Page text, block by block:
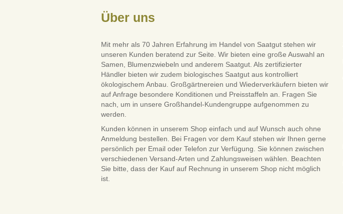
Über uns
Mit mehr als 70 Jahren Erfahrung im Handel von Saatgut stehen wir
unseren Kunden beratend zur Seite. Wir bieten eine große Auswahl an
Samen, Blumenzwiebeln und anderem Saatgut. Als zertifizierter
Händler bieten wir zudem biologisches Saatgut aus kontrolliert
ökologischem Anbau. Großgärtnereien und Wiederverkäufern bieten wir
auf Anfrage besondere Konditionen und Preisstaffeln an. Fragen Sie
nach, um in unsere Großhandel-Kundengruppe aufgenommen zu
werden.
Kunden können in unserem Shop einfach und auf Wunsch auch ohne
Anmeldung bestellen. Bei Fragen vor dem Kauf stehen wir Ihnen gerne
persönlich per Email oder Telefon zur Verfügung. Sie können zwischen
verschiedenen Versand-Arten und Zahlungsweisen wählen. Beachten
Sie bitte, dass der Kauf auf Rechnung in unserem Shop nicht möglich
ist.